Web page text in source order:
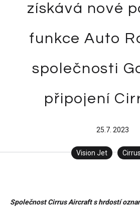
získává nové
funkce Auto
společnosti
připojení
25.7. 2023
Vision Jet
Společnost Cirrus Aircraft s hrdostí